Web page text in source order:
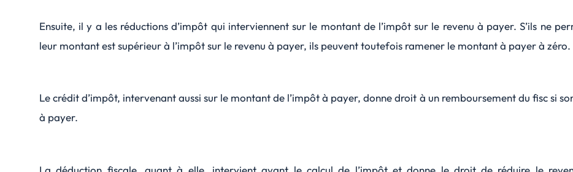
Ensuite, il y a les réductions d’impôt qui interviennent sur le montant de l’impôt sur le revenu à payer. S’ils ne
leur montant est supérieur à l’impôt sur le revenu à payer, ils peuvent toutefois ramener le montant à payer à zéro.
Le crédit d’impôt, intervenant aussi sur le montant de l’impôt à payer, donne droit à un remboursement du fisc si
à payer.